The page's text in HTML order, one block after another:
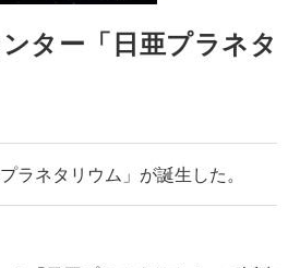
ター「日亜プラネタ
ネタリウム」が誕生した。